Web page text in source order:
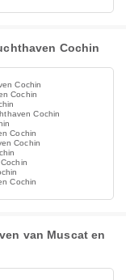
Cochin
Cochin
Cochin
Cochin
Cochin
Cochin
Cochin
van Muscat en